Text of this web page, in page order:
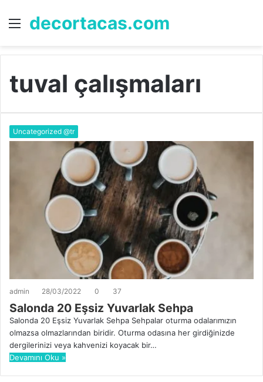
Menü
decortacas.com
...
tuval çalışmaları
Uncategorized @tr
admin 28/03/2022 0 37
Salonda 20 Eşsiz Yuvarlak Sehpa
Salonda 20 Eşsiz Yuvarlak Sehpa Sehpalar oturma odalarımızın
olmazsa olmazlarından biridir. Oturma odasına her girdiğinizde
dergilerinizi veya kahvenizi koyacak bir…
Devamını Oku »